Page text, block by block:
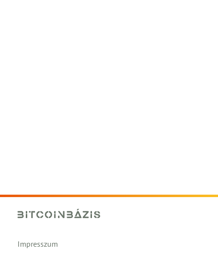
Impresszum